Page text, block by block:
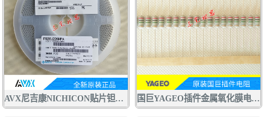
AVX尼吉康NICHICON贴片钽电容F920J226MPA 22UF6.3V P型0805 国巨YAGEO插件金属氧化膜电阻RSF